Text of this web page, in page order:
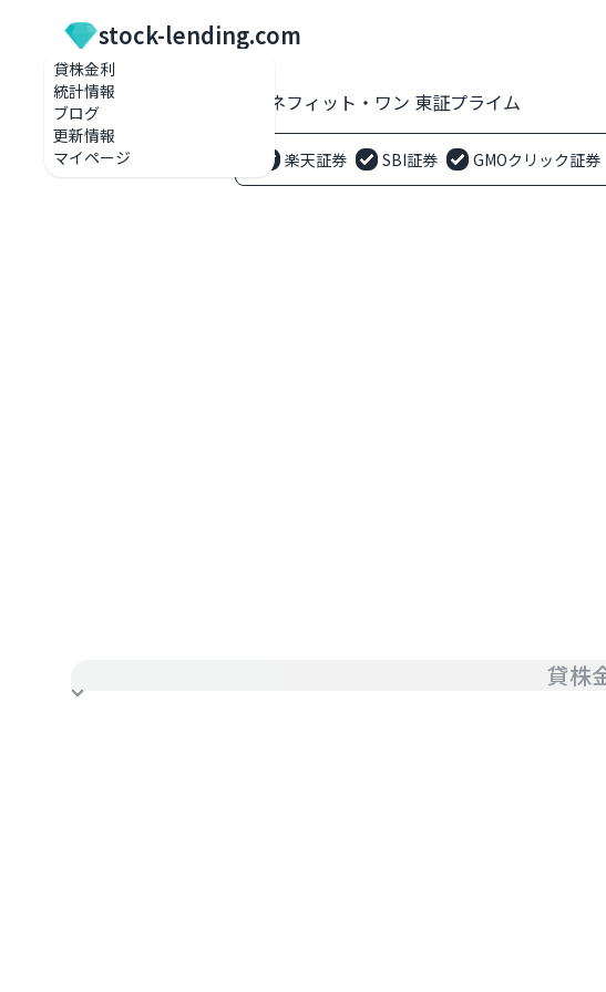
貸株金利
統計情報
ブログ
更新情報
マイページ
stock-lending.com
貸株金利一覧 2412 ベネフィット・ワン 東証プライム
楽天証券 SBI証券 GMOクリック証券
貸株